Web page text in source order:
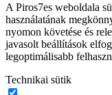
A Piros7es weboldala
használatának
nyomon követése és
javasolt beállítások
legoptimálisabb
Technikai sütik